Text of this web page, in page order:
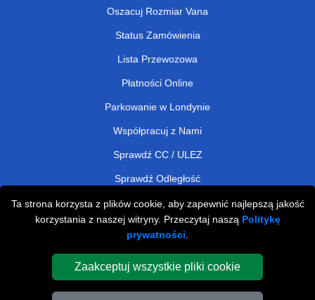
Ta strona korzysta z plików cookie, aby zapewnić najlepszą jakość
korzystania z naszej witryny. Przeczytaj naszą Politykę
prywatności
Zaakceptuj wszystkie pliki cookie
Oszacuj Rozmiar Vana
Status Zamówienia
Lista Przewozowa
Płatności Online
Parkowanie w Londynie
Współpracuj z Nami
Sprawdź CC / ULEZ
Sprawdź Odległość
Man and Van Removals